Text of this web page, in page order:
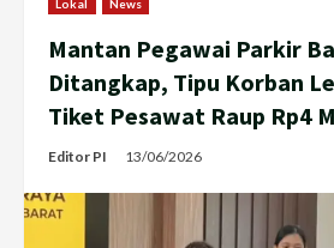
Lokal News
Mantan Pegawai Parkir
Ditangkap, Tipu Korban
Tiket Pesawat Raup Rp4
Editor PI 13/06/2026